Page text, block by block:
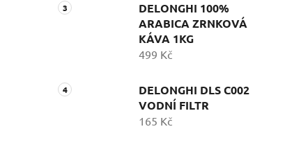
DELONGHI 100%
ARABICA ZRNKOVÁ
KÁVA 1KG
499 Kč
DELONGHI DLS C002
VODNÍ FILTR
165 Kč